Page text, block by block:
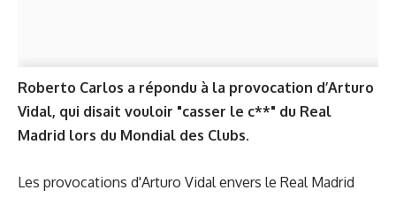
Roberto Carlos a répondu à la provocation d’Arturo
Vidal, qui disait vouloir "casser le c**" du Real
Madrid lors du Mondial des Clubs.
Les provocations d'Arturo Vidal envers le Real Madrid